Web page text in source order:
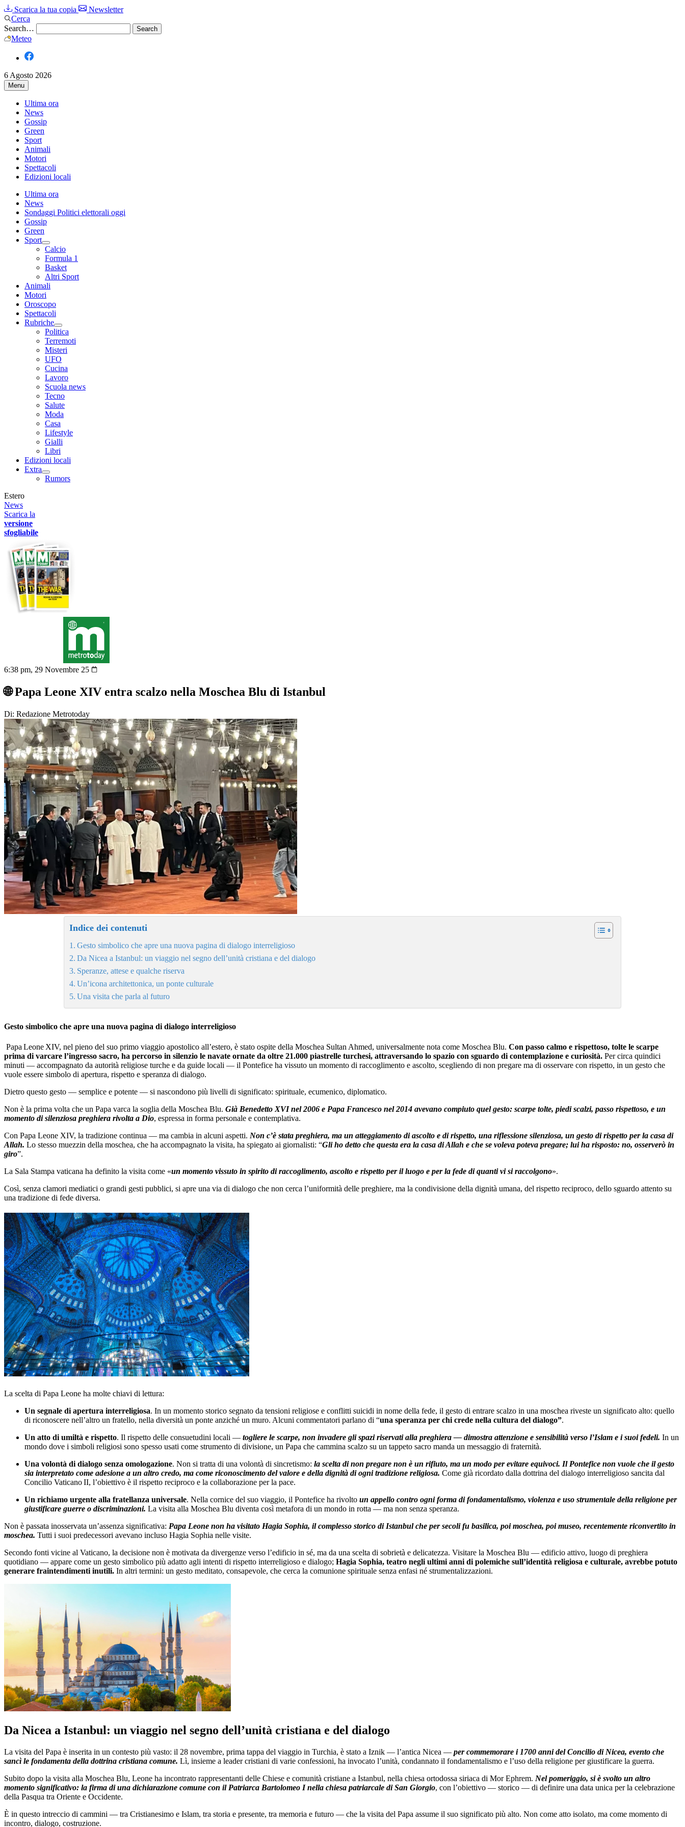
Scarica la tua copia
Newsletter
Cerca
Search…
Meteo
6 Agosto 2026
Menu
Ultima ora
News
Gossip
Green
Sport
Animali
Motori
Spettacoli
Edizioni locali
Ultima ora
News
Sondaggi Politici elettorali oggi
Gossip
Green
Sport
Calcio
Formula 1
Basket
Altri Sport
Animali
Motori
Oroscopo
Spettacoli
Rubriche
Politica
Terremoti
Misteri
UFO
Cucina
Lavoro
Scuola news
Tecno
Salute
Moda
Casa
Lifestyle
Gialli
Libri
Edizioni locali
Extra
Rumors
Estero
News
Scarica la
versione
sfogliabile
6:38 pm, 29 Novembre 25
🌐 Papa Leone XIV entra scalzo nella Moschea Blu di Istanbul
Di: Redazione Metrotoday
Indice dei contenuti
Gesto simbolico che apre una nuova pagina di dialogo interreligioso
Da Nicea a Istanbul: un viaggio nel segno dell’unità cristiana e del dialogo
Speranze, attese e qualche riserva
Un’icona architettonica, un ponte culturale
Una visita che parla al futuro
Gesto simbolico che apre una nuova pagina di dialogo interreligioso
Papa Leone XIV, nel pieno del suo primo viaggio apostolico all’estero, è stato ospite della Moschea Sultan Ahmed, universalmente nota come Moschea Blu. Con passo calmo e rispettoso, tolte le scarpe
prima di varcare l’ingresso sacro, ha percorso in silenzio le navate ornate da oltre 21.000 piastrelle turchesi, attraversando lo spazio con sguardo di contemplazione e curiosità. Per circa quindici
minuti — accompagnato da autorità religiose turche e da guide locali — il Pontefice ha vissuto un momento di raccoglimento e ascolto, scegliendo di non pregare ma di osservare con rispetto, in un gesto che
vuole essere simbolo di apertura, rispetto e speranza di dialogo.
Dietro questo gesto — semplice e potente — si nascondono più livelli di significato: spirituale, ecumenico, diplomatico.
Non è la prima volta che un Papa varca la soglia della Moschea Blu. Già Benedetto XVI nel 2006 e Papa Francesco nel 2014 avevano compiuto quel gesto: scarpe tolte, piedi scalzi, passo rispettoso, e un
momento di silenziosa preghiera rivolta a Dio, espressa in forma personale e contemplativa.
Con Papa Leone XIV, la tradizione continua — ma cambia in alcuni aspetti. Non c’è stata preghiera, ma un atteggiamento di ascolto e di rispetto, una riflessione silenziosa, un gesto di rispetto per la casa di
Allah. Lo stesso muezzin della moschea, che ha accompagnato la visita, ha spiegato ai giornalisti: “Gli ho detto che questa era la casa di Allah e che se voleva poteva pregare; lui ha risposto: no, osserverò in
giro”.
La Sala Stampa vaticana ha definito la visita come «un momento vissuto in spirito di raccoglimento, ascolto e rispetto per il luogo e per la fede di quanti vi si raccolgono».
Così, senza clamori mediatici o grandi gesti pubblici, si apre una via di dialogo che non cerca l’uniformità delle preghiere, ma la condivisione della dignità umana, del rispetto reciproco, dello sguardo attento su
una tradizione di fede diversa.
La scelta di Papa Leone ha molte chiavi di lettura:
Un segnale di apertura interreligiosa. In un momento storico segnato da tensioni religiose e conflitti suicidi in nome della fede, il gesto di entrare scalzo in una moschea riveste un significato alto: quello
di riconoscere nell’altro un fratello, nella diversità un ponte anziché un muro. Alcuni commentatori parlano di “una speranza per chi crede nella cultura del dialogo”.
Un atto di umiltà e rispetto. Il rispetto delle consuetudini locali — togliere le scarpe, non invadere gli spazi riservati alla preghiera — dimostra attenzione e sensibilità verso l’Islam e i suoi fedeli. In un
mondo dove i simboli religiosi sono spesso usati come strumento di divisione, un Papa che cammina scalzo su un tappeto sacro manda un messaggio di fraternità.
Una volontà di dialogo senza omologazione. Non si tratta di una volontà di sincretismo: la scelta di non pregare non è un rifiuto, ma un modo per evitare equivoci. Il Pontefice non vuole che il gesto
sia interpretato come adesione a un altro credo, ma come riconoscimento del valore e della dignità di ogni tradizione religiosa. Come già ricordato dalla dottrina del dialogo interreligioso sancita dal
Concilio Vaticano II, l’obiettivo è il rispetto reciproco e la collaborazione per la pace.
Un richiamo urgente alla fratellanza universale. Nella cornice del suo viaggio, il Pontefice ha rivolto un appello contro ogni forma di fondamentalismo, violenza e uso strumentale della religione per
giustificare guerre o discriminazioni. La visita alla Moschea Blu diventa così metafora di un mondo in rotta — ma non senza speranza.
Non è passata inosservata un’assenza significativa: Papa Leone non ha visitato Hagia Sophia, il complesso storico di Istanbul che per secoli fu basilica, poi moschea, poi museo, recentemente riconvertito in
moschea. Tutti i suoi predecessori avevano incluso Hagia Sophia nelle visite.
Secondo fonti vicine al Vaticano, la decisione non è motivata da divergenze verso l’edificio in sé, ma da una scelta di sobrietà e delicatezza. Visitare la Moschea Blu — edificio attivo, luogo di preghiera
quotidiano — appare come un gesto simbolico più adatto agli intenti di rispetto interreligioso e dialogo; Hagia Sophia, teatro negli ultimi anni di polemiche sull’identità religiosa e culturale, avrebbe potuto
generare fraintendimenti inutili. In altri termini: un gesto meditato, consapevole, che cerca la comunione spirituale senza enfasi né strumentalizzazioni.
Da Nicea a Istanbul: un viaggio nel segno dell’unità cristiana e del dialogo
La visita del Papa è inserita in un contesto più vasto: il 28 novembre, prima tappa del viaggio in Turchia, è stato a Iznik — l’antica Nicea — per commemorare i 1700 anni del Concilio di Nicea, evento che
sancì le fondamenta della dottrina cristiana comune. Lì, insieme a leader cristiani di varie confessioni, ha invocato l’unità, condannato il fondamentalismo e l’uso della religione per giustificare la guerra.
Subito dopo la visita alla Moschea Blu, Leone ha incontrato rappresentanti delle Chiese e comunità cristiane a Istanbul, nella chiesa ortodossa siriaca di Mor Ephrem. Nel pomeriggio, si è svolto un altro
momento significativo: la firma di una dichiarazione comune con il Patriarca Bartolomeo I nella chiesa patriarcale di San Giorgio, con l’obiettivo — storico — di definire una data unica per la celebrazione
della Pasqua tra Oriente e Occidente.
È in questo intreccio di cammini — tra Cristianesimo e Islam, tra storia e presente, tra memoria e futuro — che la visita del Papa assume il suo significato più alto. Non come atto isolato, ma come momento di
incontro, dialogo, costruzione.